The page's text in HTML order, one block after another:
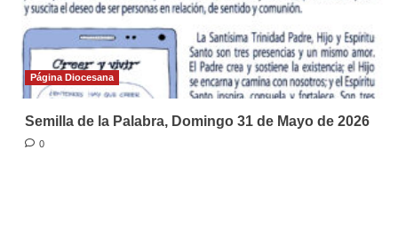
Página Diocesana
Semilla de la Palabra, Domingo 31 de Mayo de 2026
0